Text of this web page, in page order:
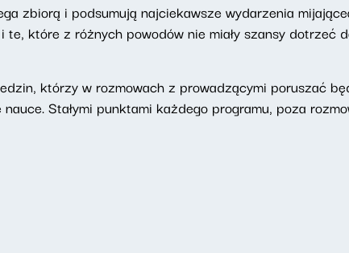
zbiorą i podsumują najciekawsze wydarzenia
które z różnych powodów nie miały szansy dotrzeć
którzy w rozmowach z prowadzącymi poruszać
Stałymi punktami każdego programu, poza